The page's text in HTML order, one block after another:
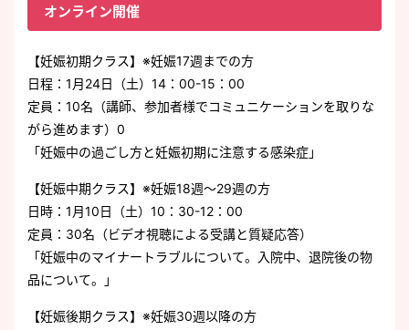
オンライン開催
【妊娠初期クラス】※妊娠17週までの方
日程：1月24日（土）14：00-15：00
定員：10名（講師、参加者様でコミュニケーションを取りな
がら進めます）0
「妊娠中の過ごし方と妊娠初期に注意する感染症」
【妊娠中期クラス】※妊娠18週～29週の方
日時：1月10日（土）10：30-12：00
定員：30名（ビデオ視聴による受講と質疑応答）
「妊娠中のマイナートラブルについて。入院中、退院後の物
品について。」
【妊娠後期クラス】※妊娠30週以降の方